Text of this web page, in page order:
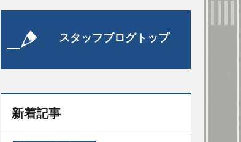
スタッフブログトップ
新着記事